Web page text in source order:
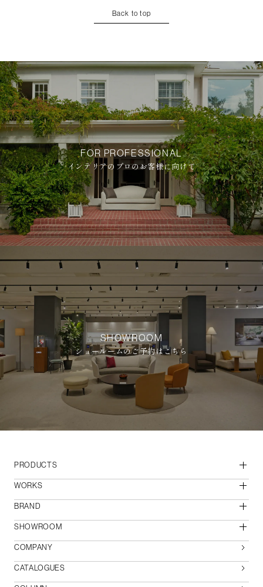
Back to top
FOR PROFESSIONAL
インテリアのプロのお客様に向けて
SHOWROOM
ショールームのご予約はこちら
PRODUCTS
WORKS
BRAND
SHOWROOM
COMPANY
CATALOGUES